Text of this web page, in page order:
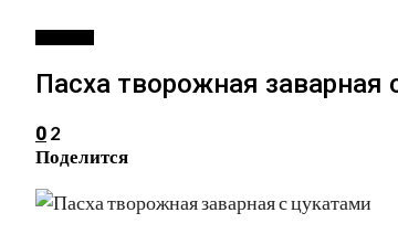
Пасха творожная заварная
0 2
Поделится